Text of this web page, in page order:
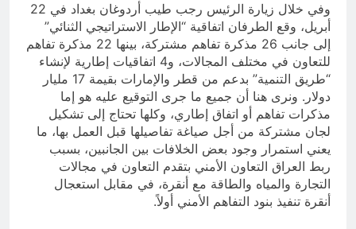
وفي خلال زيارة الرئيس رجب طيب أردوغان بغداد في 22
أبريل، وقع الطرفان اتفاقية “الإطار الاستراتيجي الثنائي”
إلى جانب 26 مذكرة تفاهم مشتركة، بينها 22 مذكرة تفاهم
للتعاون في مختلف المجالات، و4 اتفاقيات إطارية لإنشاء
“طريق التنمية” بدعم من قطر والإمارات بقيمة 17 مليار
دولار. ونرى هنا أن جميع ما جرى التوقيع عليه هو إما
مذكرات تفاهم أو اتفاق إطاري، وكلها تحتاج إلى تشكيل
لجان مشتركة من أجل صياغة تفاصيلها قبل العمل بها، ما
يعني استمرار وجود بعض الخلافات بين الجانبين، بسبب
ربط العراق التعاون الأمني بتقدم التعاون في مجالات
التجارة والمياه والطاقة مع أنقرة، في مقابل استعجال
أنقرة تنفيذ بنود التفاهم الأمني أولاً.